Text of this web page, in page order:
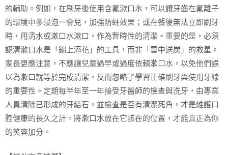
的輔助。例如，在刷牙後使用含氟漱口水，可以讓牙齒在氟離子
的環境中多浸泡一會兒，加強防蛀效果；或在餐後無法立即刷牙
時，用清水或漱口水漱口，作為暫時性的清潔。重要的是，必須
認清漱口水是「錦上添花」的工具，而非「雪中送炭」的救星。
家長更應注意，不應讓兒童過早或過度依賴漱口水，以免他們誤
以為漱口就等於完成清潔，反而忽略了學習正確刷牙與使用牙線
的重要性。定期每半年至一年接受牙醫師的檢查與洗牙，由專業
人員清除已形成的牙結石，並檢查是否有清潔死角，才是維護口
腔健康的長久之計。將漱口水放在它該在的位置，才能真正為你
的笑容加分。